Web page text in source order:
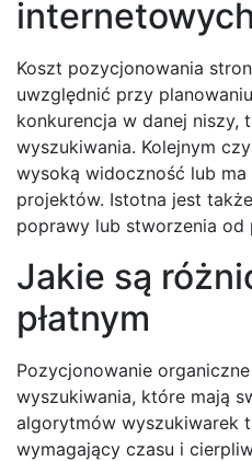
internetowych
Koszt pozycjonowania
uwzględnić przy
konkurencja w danej
wyszukiwania. Kolejnym
wysoką widoczność lub
projektów. Istotna jest
poprawy lub stworzenia od
Jakie są
płatnym
Pozycjonowanie
wyszukiwania, które mają
algorytmów wyszukiwarek
wymagający czasu i